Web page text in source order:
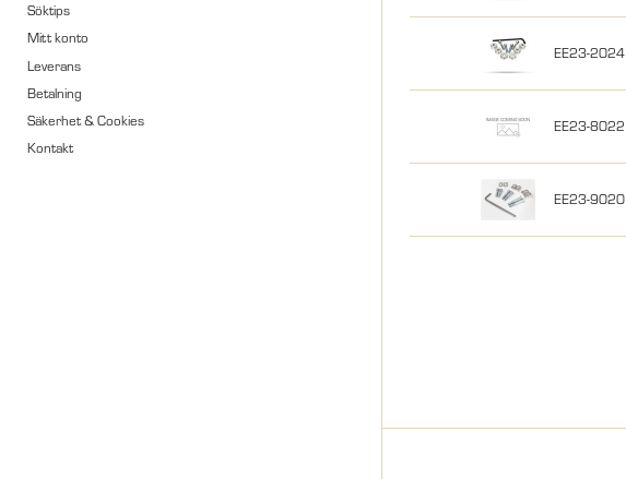
Söktips
Mitt konto
Leverans
Betalning
Säkerhet & Cookies
Kontakt
EE23-2024
EE23-8022
EE23-9020